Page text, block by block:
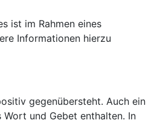
ist im Rahmen eines
Informationen hierzu
gegenübersteht. Auch ein
und Gebet enthalten. In